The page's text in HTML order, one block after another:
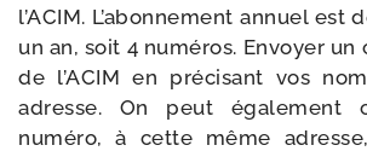
l’ACIM. L’abonnement annuel est
un an, soit 4 numé­ros. Envoyer un
de l’ACIM en pré­ci­sant vos
adresse. On peut éga­le­ment
numé­ro, à cette même